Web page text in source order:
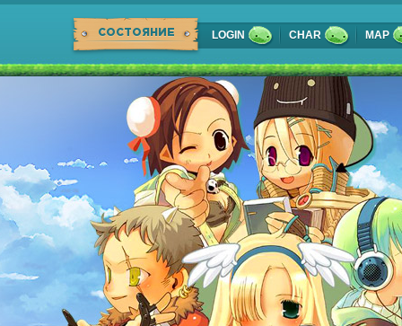
СОСТОЯНИЕ LOGIN CHAR MAP